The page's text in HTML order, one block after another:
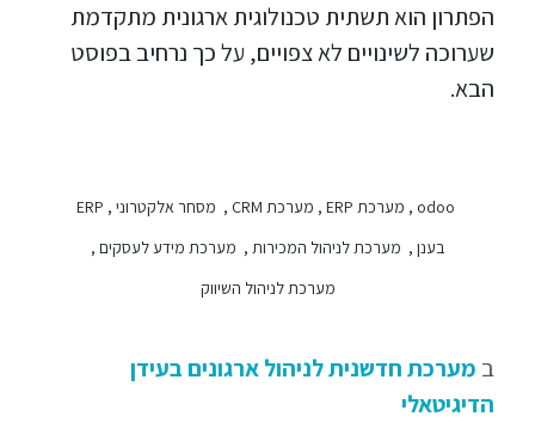
הפתרון הוא תשתית טכנולוגית ארגונית מתקדמת
שערוכה לשינויים לא צפויים, על כך נרחיב בפוסט
הבא.
odoo , מערכת ERP , מערכת CRM , מסחר אלקטרוני , ERP
בענן , מערכת לניהול המכירות , מערכת מידע לעסקים ,
מערכת לניהול השיווק
ב מערכת חדשנית לניהול ארגונים בעידן
הדיגיטאלי